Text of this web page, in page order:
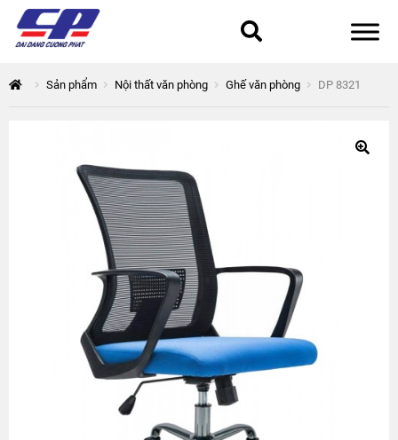
Giới thiệu
Hòa Phát
Sản phẩm Nội thất văn phòng Ghế văn phòng DP 8321